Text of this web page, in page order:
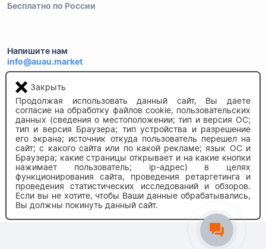
Бесплатно по России
Напишите нам
info@auau.market
236027, г.Калининград
ул.Калязинская 6, оф. 2
© 2020-2026 auau.market
Закрыть
Продолжая использовать данный сайт, Вы даете
согласие на обработку файлов cookie, пользовательских
данных (сведения о местоположении; тип и версия ОС;
тип и версия Браузера; тип устройства и разрешение
его экрана; источник откуда пользователь перешел на
сайт; с какого сайта или по какой рекламе; язык ОС и
Браузера; какие страницы открывает и на какие кнопки
нажимает пользователь; ip-адрес) в целях
функционирования сайта, проведения ретаргетинга и
проведения статистических исследований и обзоров.
Если вы не хотите, чтобы Ваши данные обрабатывались,
Вы должны покинуть данный сайт.